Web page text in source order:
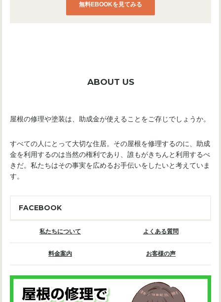
無料EBOOKを見てみる
ABOUT US
屋根の修理や塗装は、助成金が使えることをご存じでしょうか。
すべての人にとって大切な住居。その屋根を修理するのに、助成
金を利用するのは当然の権利であり、誰もがきちんと利用するべ
きだ。私たちはその事実を広めるお手伝いをしたいと考えていま
す。
FACEBOOK
私たちについて よくある質問
料金案内 お客様の声